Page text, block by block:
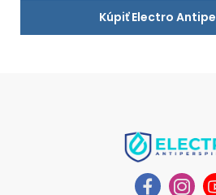
Kúpiť Electro